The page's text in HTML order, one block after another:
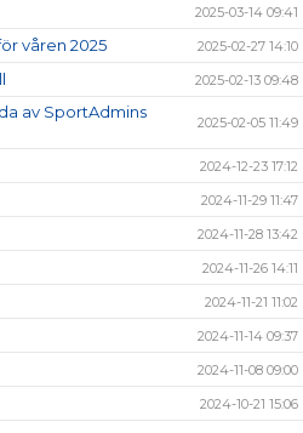
2025-03-14 09:41
våren 2025 2025-02-27 14:10
2025-02-13 09:48
av SportAdmins
2025-02-05 11:49
2024-12-23 17:12
2024-11-29 11:47
2024-11-28 13:42
2024-11-26 14:11
2024-11-21 11:02
2024-11-14 09:37
2024-11-08 09:00
2024-10-21 15:06